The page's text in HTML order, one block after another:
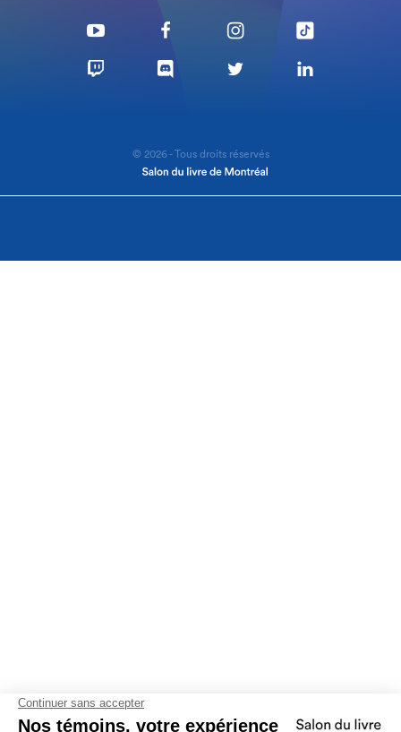
© 2026 - Tous droits réservés